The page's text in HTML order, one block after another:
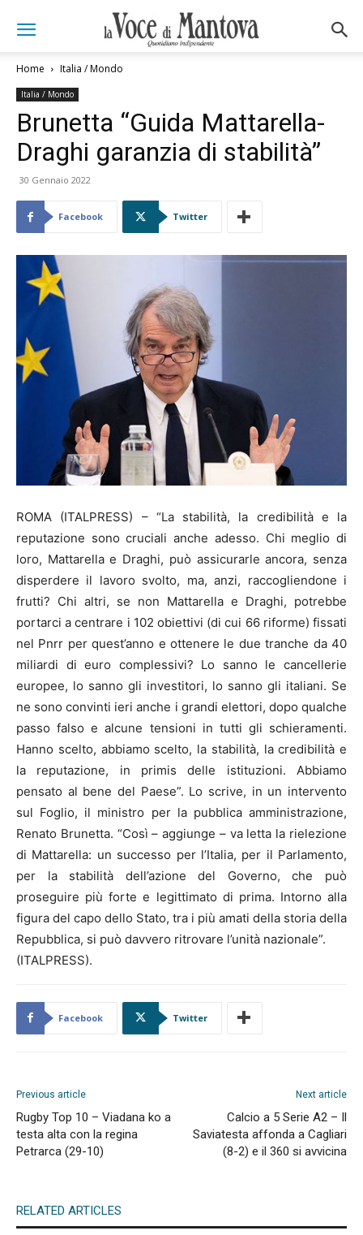
Home Italia / Mondo
Italia / Mondo
Brunetta “Guida Mattarella-
Draghi garanzia di stabilità”
30 Gennaio 2022
Facebook Twitter
ROMA (ITALPRESS) – “La stabilità, la credibilità e la
reputazione sono cruciali anche adesso. Chi meglio di
loro, Mattarella e Draghi, può assicurarle ancora, senza
disperdere il lavoro svolto, ma, anzi, raccogliendone i
frutti? Chi altri, se non Mattarella e Draghi, potrebbe
portarci a centrare i 102 obiettivi (di cui 66 riforme) fissati
nel Pnrr per quest’anno e ottenere le due tranche da 40
miliardi di euro complessivi? Lo sanno le cancellerie
europee, lo sanno gli investitori, lo sanno gli italiani. Se
ne sono convinti ieri anche i grandi elettori, dopo qualche
passo falso e alcune tensioni in tutti gli schieramenti.
Hanno scelto, abbiamo scelto, la stabilità, la credibilità e
la reputazione, in primis delle istituzioni. Abbiamo
pensato al bene del Paese”. Lo scrive, in un intervento
sul Foglio, il ministro per la pubblica amministrazione,
Renato Brunetta. “Così – aggiunge – va letta la rielezione
di Mattarella: un successo per l’Italia, per il Parlamento,
per la stabilità dell’azione del Governo, che può
proseguire più forte e legittimato di prima. Intorno alla
figura del capo dello Stato, tra i più amati della storia della
Repubblica, si può davvero ritrovare l’unità nazionale”.
(ITALPRESS).
Facebook Twitter
Previous article
Rugby Top 10 – Viadana ko a
testa alta con la regina
Petrarca (29-10)
Next article
Calcio a 5 Serie A2 – Il
Saviatesta affonda a Cagliari
(8-2) e il 360 si avvicina
RELATED ARTICLES